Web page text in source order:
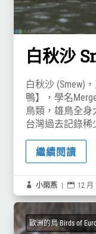
白秋沙
白秋沙 (Smew)
鴨】，學名
鳥類，雄鳥全身
台灣過去記錄稀
繼續閱讀
 小雨燕 |  12 月
歐洲的鳥 Birds of